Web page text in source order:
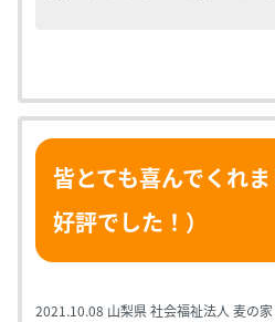
皆とても喜んでくれ
好評でした！）
2021.10.08 山梨県 社会福祉法人 麦の